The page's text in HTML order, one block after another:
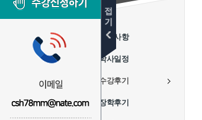
공지사항
학사일정
수강후기
장학후기